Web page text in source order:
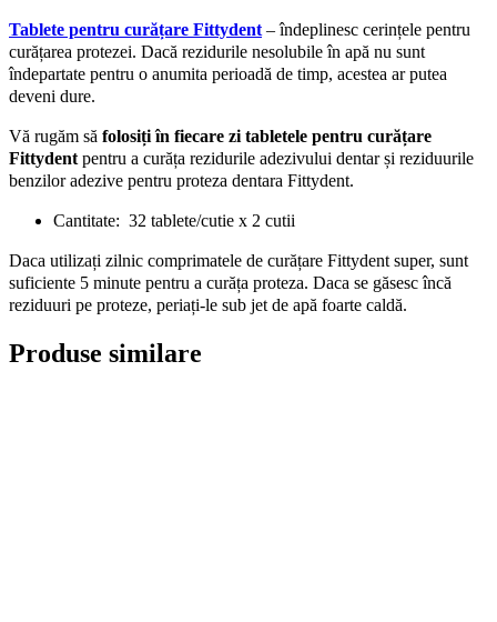
Tablete pentru curățare Fittydent – îndeplinesc cerințele pentru
curățarea protezei. Dacă rezidurile nesolubile în apă nu sunt
îndepartate pentru o anumita perioadă de timp, acestea ar putea
deveni dure.
Vă rugăm să folosiți în fiecare zi tabletele pentru curățare
Fittydent pentru a curăța rezidurile adezivului dentar și reziduurile
benzilor adezive pentru proteza dentara Fittydent.
Cantitate: 32 tablete/cutie x 2 cutii
Daca utilizați zilnic comprimatele de curățare Fittydent super, sunt
suficiente 5 minute pentru a curăța proteza. Daca se găsesc încă
reziduuri pe proteze, periați-le sub jet de apă foarte caldă.
Produse similare